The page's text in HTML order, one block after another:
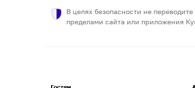
В целях безопасности не
пределами сайта или приложения